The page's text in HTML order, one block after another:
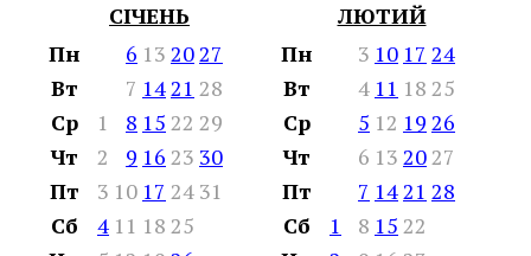
СІЧЕНЬ
Пн
6 13 2027
Вт
7 1421 28
Ср
1 8 15 22 29
Чт
2 9 16 23 30
Пт
3 10 17 24 31
Сб
4 11 18 25
ЛЮТИЙ
Пн
3 10 17 24
Вт
4 11 18 25
Ср
5 12 19 26
Чт
6 13 2027
Пт
7 1421 28
Сб
1 8 15 22